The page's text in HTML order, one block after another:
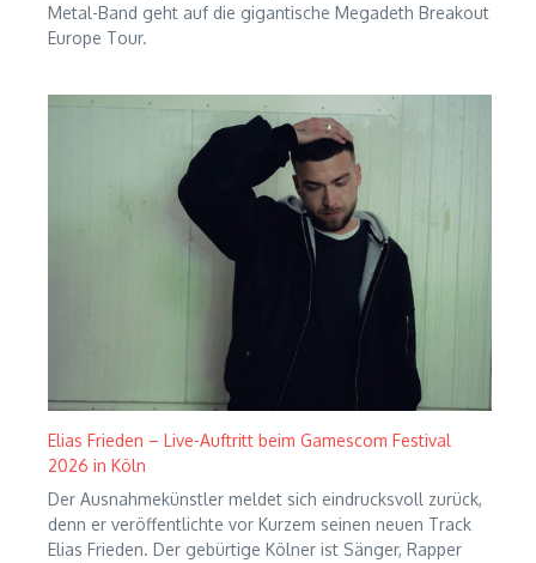
Metal-Band geht auf die gigantische Megadeth Breakout
Europe Tour.
Elias Frieden – Live-Auftritt beim Gamescom Festival
2026 in Köln
Der Ausnahmekünstler meldet sich eindrucksvoll zurück,
denn er veröffentlichte vor Kurzem seinen neuen Track
Elias Frieden. Der gebürtige Kölner ist Sänger, Rapper